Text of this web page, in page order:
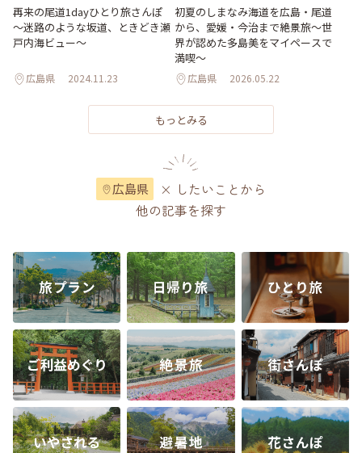
再来の尾道1dayひとり旅さんぽ
～迷路のような坂道、ときどき瀬
戸内海ビュー～
広島県 2024.11.23
初夏のしまなみ海道を広島・尾道
から、愛媛・今治まで絶景旅〜世
界が認めた多島美をマイペースで
満喫〜
広島県 2026.05.22
もっとみる
広島県
× したいことから
他の記事を探す